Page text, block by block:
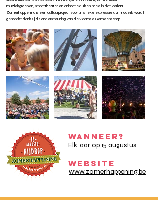
muziekgroepen, straattheater en animatie duiken mee in dat verhaal.
Zomerhappening is een cultuurproject voor artistieke expressie dat mogelijk wordt
gemaakt dankzij de ondersteuning van de Vlaamse Gemeenschap.
WANNEER?
Elk jaar op 15 augustus
WEBSITE
www.zomerhappening.be